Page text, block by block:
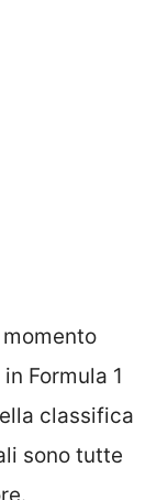
Formula 1
classifica
sono tutte